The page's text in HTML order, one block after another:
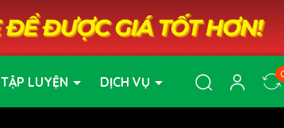
TẬP LUYỆN DỊCH VỤ